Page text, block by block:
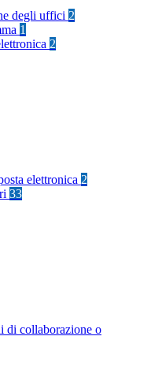
degli uffici 2
1
2
elettronica 2
33
di collaborazione o